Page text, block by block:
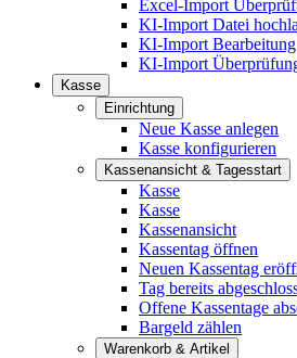
Excel-Import
KI-Import Datei
KI-Import Bearbeitung
KI-Import
Kasse
Einrichtung
Neue Kasse anlegen
Kasse konfigurieren
Kassenansicht & Tagesstart
Kasse
Kasse
Kassenansicht
Kassentag öffnen
Neuen Kassentag
Tag bereits
Offene Kassentage
Bargeld zählen
Warenkorb & Artikel